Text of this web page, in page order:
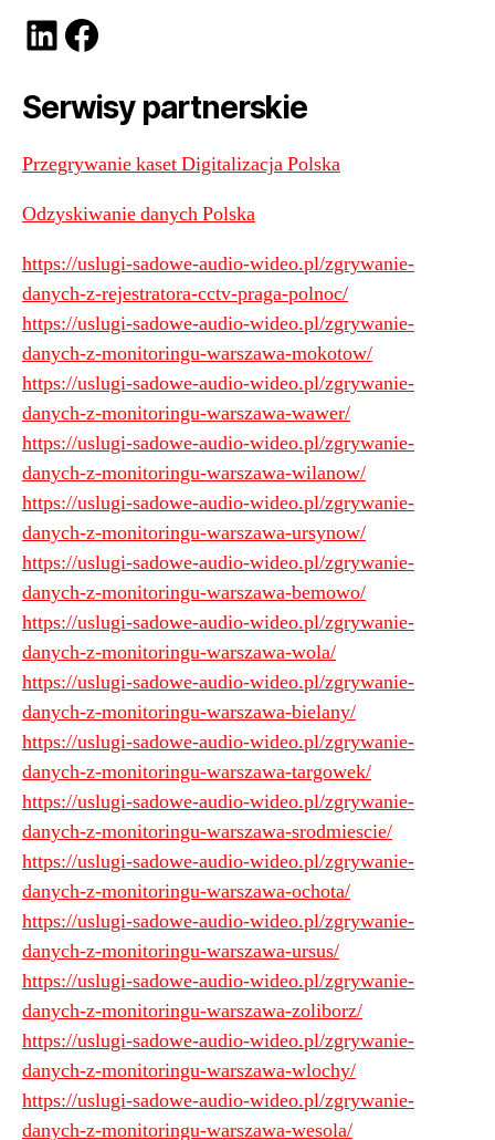
LinkedIn
Facebook
Serwisy partnerskie
Przegrywanie kaset Digitalizacja Polska
Odzyskiwanie danych Polska
https://uslugi-sadowe-audio-wideo.pl/zgrywanie-
danych-z-rejestratora-cctv-praga-polnoc/
https://uslugi-sadowe-audio-wideo.pl/zgrywanie-
danych-z-monitoringu-warszawa-mokotow/
https://uslugi-sadowe-audio-wideo.pl/zgrywanie-
danych-z-monitoringu-warszawa-wawer/
https://uslugi-sadowe-audio-wideo.pl/zgrywanie-
danych-z-monitoringu-warszawa-wilanow/
https://uslugi-sadowe-audio-wideo.pl/zgrywanie-
danych-z-monitoringu-warszawa-ursynow/
https://uslugi-sadowe-audio-wideo.pl/zgrywanie-
danych-z-monitoringu-warszawa-bemowo/
https://uslugi-sadowe-audio-wideo.pl/zgrywanie-
danych-z-monitoringu-warszawa-wola/
https://uslugi-sadowe-audio-wideo.pl/zgrywanie-
danych-z-monitoringu-warszawa-bielany/
https://uslugi-sadowe-audio-wideo.pl/zgrywanie-
danych-z-monitoringu-warszawa-targowek/
https://uslugi-sadowe-audio-wideo.pl/zgrywanie-
danych-z-monitoringu-warszawa-srodmiescie/
https://uslugi-sadowe-audio-wideo.pl/zgrywanie-
danych-z-monitoringu-warszawa-ochota/
https://uslugi-sadowe-audio-wideo.pl/zgrywanie-
danych-z-monitoringu-warszawa-ursus/
https://uslugi-sadowe-audio-wideo.pl/zgrywanie-
danych-z-monitoringu-warszawa-zoliborz/
https://uslugi-sadowe-audio-wideo.pl/zgrywanie-
danych-z-monitoringu-warszawa-wlochy/
https://uslugi-sadowe-audio-wideo.pl/zgrywanie-
danych-z-monitoringu-warszawa-wesola/